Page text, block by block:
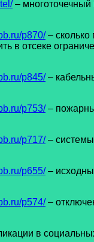
–
p870/–
в отсеке
p845/–
p753/–
p717/–
p655/ –
p574/–
в